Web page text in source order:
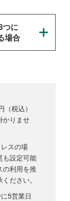
に
場合
税込）
かりませ
スの場
も設定可能
の利用を推
ださい。
5営業日